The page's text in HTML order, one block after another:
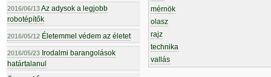
2016/06/13Az adysok a legjobb
robotépítők
2016/05/12 Életemmel védem az életet
2016/05/23 Irodalmi barangolások
határtalanul
mérnök
olasz
rajz
technika
vallás